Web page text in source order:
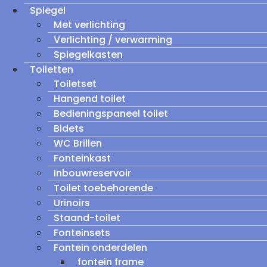
Spiegel
Met verlichting
Verlichting / verwarming
Spiegelkasten
Toiletten
Toiletset
Hangend toilet
Bedieningspaneel toilet
Bidets
WC Brillen
Fonteinkast
Inbouwreservoir
Toilet toebehorende
Urinoirs
Staand-toilet
Fonteinsets
Fontein onderdelen
fontein frame